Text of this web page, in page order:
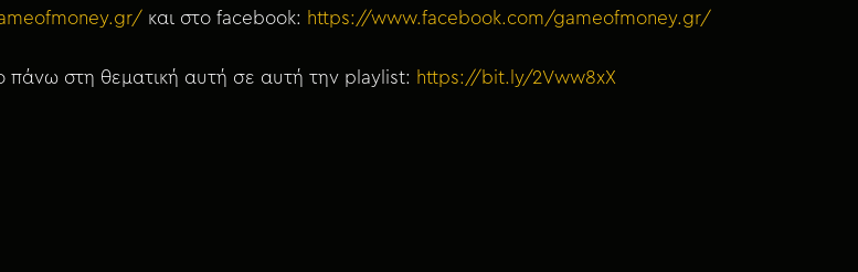
και στο facebook: https://www.facebook.com/gameofmoney.gr/
πάνω στη θεματική αυτή σε αυτή την playlist: https://bit.ly/2Vww8xX